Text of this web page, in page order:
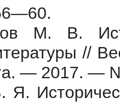
М. В.
//
— 2017.
Я.